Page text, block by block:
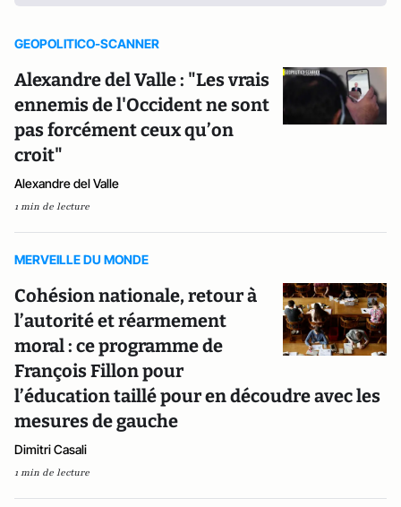
GEOPOLITICO-SCANNER
Alexandre del Valle : "Les vrais
ennemis de l'Occident ne sont
pas forcément ceux qu’on
croit"
Alexandre del Valle
1 min de lecture
MERVEILLE DU MONDE
Cohésion nationale, retour à
l’autorité et réarmement
moral : ce programme de
François Fillon pour
l’éducation taillé pour en découdre avec les
mesures de gauche
Dimitri Casali
1 min de lecture